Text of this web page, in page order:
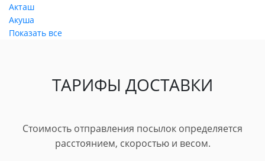
Акташ
Акуша
Показать все
ТАРИФЫ ДОСТАВКИ
Стоимость отправления посылок определяется
расстоянием, скоростью и весом.